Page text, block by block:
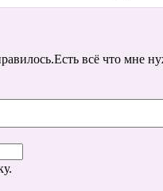
всё что мне